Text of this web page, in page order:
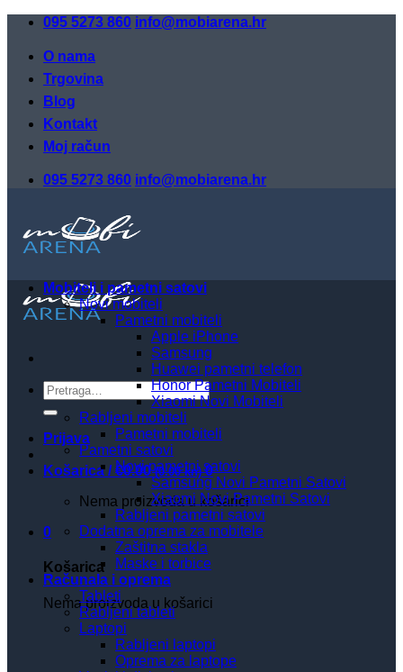
Skip
content
095 5273 860 info@mobiarena.hr
O nama
Trgovina
Blog
Kontakt
Moj račun
095 5273 860 info@mobiarena.hr
Pretraži:
Prijava
Košarica /€0.00 (0.00 kn) 0
Nema proizvoda u košarici
0
Košarica
Nema proizvoda u košarici
Mobiteli i pametni satovi
Novi mobiteli
Pametni mobiteli
Apple iPhone
Samsung
Huawei pametni telefon
Honor Pametni Mobiteli
Xiaomi Novi Mobiteli
Rabljeni mobiteli
Pametni mobiteli
Pametni satovi
Novi pametni satovi
Samsung Novi Pametni Satovi
Xiaomi Novi Pametni Satovi
Rabljeni pametni satovi
Dodatna oprema za mobitele
Zaštitna stakla
Maske i torbice
Računala i oprema
Tableti
Rabljeni tableti
Laptopi
Rabljeni laptopi
Oprema za laptope